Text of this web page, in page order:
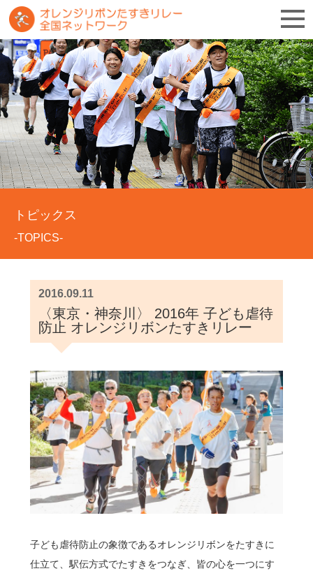
トピックス
-TOPICS-
2016.09.11
〈東京・神奈川〉 2016年 子ども虐待
防止 オレンジリボンたすきリレー
子ども虐待防止の象徴であるオレンジリボンをたすきに
仕立て、駅伝方式でたすきをつなぎ、皆の心を一つにす